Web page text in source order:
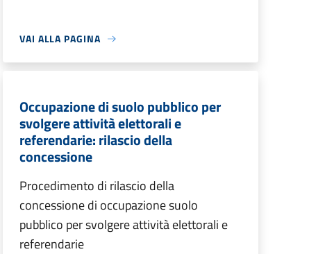
VAI ALLA PAGINA
Occupazione di suolo pubblico per
svolgere attività elettorali e
referendarie: rilascio della
concessione
Procedimento di rilascio della
concessione di occupazione suolo
pubblico per svolgere attività elettorali e
referendarie